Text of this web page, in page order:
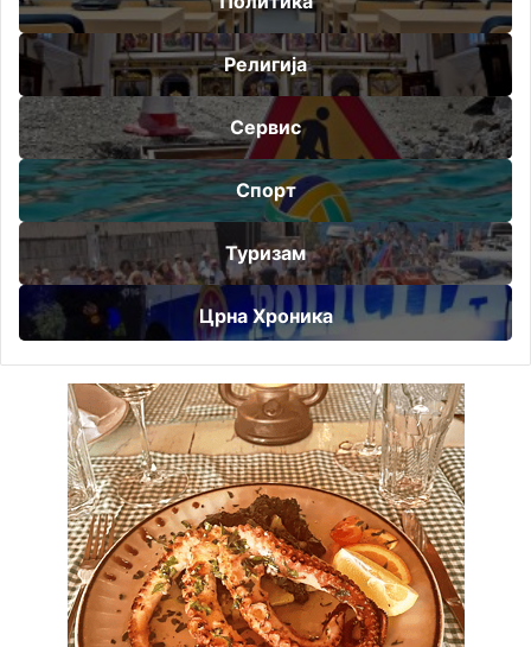
Религија
Сервис
Спорт
Туризам
Црна Хроника